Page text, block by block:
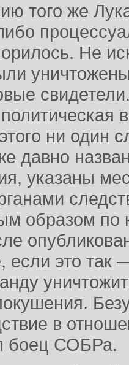
того же
Не
ни один
давно
указаны
образом
это так
в
боец СОБРа.